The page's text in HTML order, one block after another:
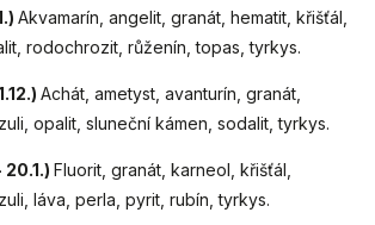
Akvamarín, angelit, granát, hematit, křišťál,
rodochrozit, růženín, topas, tyrkys.
Achát, ametyst, avanturín, granát,
opalit, sluneční kámen, sodalit, tyrkys.
20.1.) Fluorit, granát, karneol, křišťál,
láva, perla, pyrit, rubín, tyrkys.